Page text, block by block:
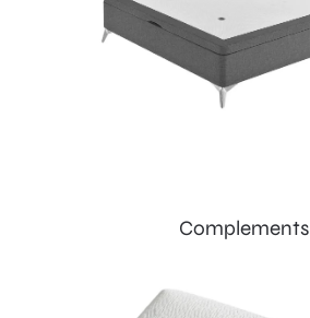
Complements